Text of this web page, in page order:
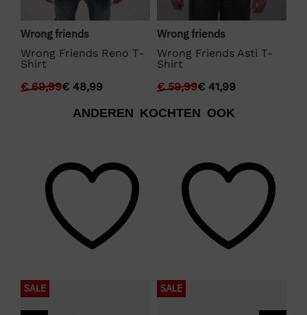
Wrong friends
Wrong Friends Reno T-
Shirt
€69,99€ 48,99
Wrong friends
Wrong Friends Asti T-
Shirt
€59,99€ 41,99
ANDEREN KOCHTEN OOK
SALE SALE